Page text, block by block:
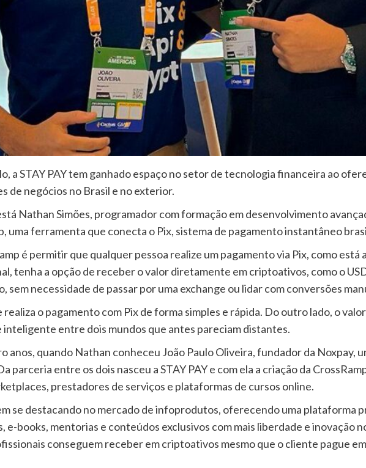
a STAY PAY tem ganhado espaço no setor de tecnologia financeira ao
de negócios no Brasil e no exterior.
Nathan Simões, programador com formação em desenvolvimento
uma ferramenta que conecta o Pix, sistema de pagamento instantâneo
é permitir que qualquer pessoa realize um pagamento via Pix, como
tenha a opção de receber o valor diretamente em criptoativos, como o
sem necessidade de passar por uma exchange ou lidar com conversões
o pagamento com Pix de forma simples e rápida. Do outro lado, o
inteligente entre dois mundos que antes pareciam distantes.
anos, quando Nathan conheceu João Paulo Oliveira, fundador da Noxpay,
parceria entre os dois nasceu a STAY PAY e com ela a criação da
prestadores de serviços e plataformas de cursos online.
se destacando no mercado de infoprodutos, oferecendo uma plataforma
e-books, mentorias e conteúdos exclusivos com mais liberdade e inovação
conseguem receber em criptoativos mesmo que o cliente pague